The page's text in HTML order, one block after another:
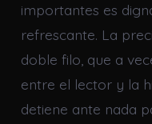
importantes es
refrescante. La
doble filo, que a
entre el lector y la
detiene ante nada